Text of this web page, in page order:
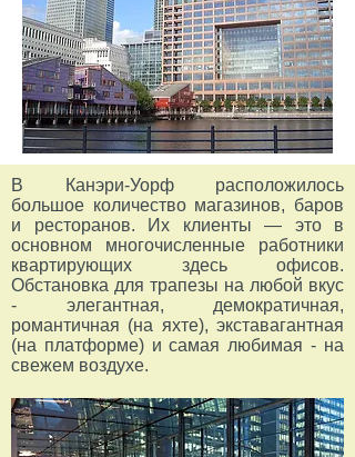
В Канэри-Уорф расположилось
большое количество магазинов, баров
и ресторанов. Их клиенты — это в
основном многочисленные работники
квартирующих здесь офисов.
Обстановка для трапезы на любой вкус
- элегантная, демократичная,
романтичная (на яхте), экставагантная
(на платформе) и самая любимая - на
свежем воздухе.